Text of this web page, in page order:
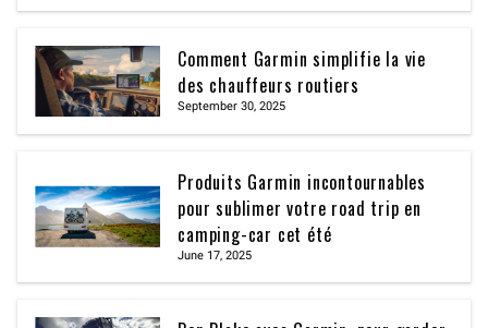
Comment Garmin simplifie la vie
des chauffeurs routiers
September 30, 2025
Produits Garmin incontournables
pour sublimer votre road trip en
camping-car cet été
June 17, 2025